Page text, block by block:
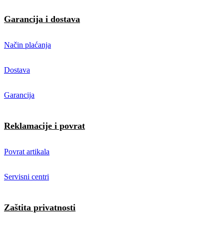
Garancija i dostava
Način plaćanja
Dostava
Garancija
Reklamacije i povrat
Povrat artikala
Servisni centri
Zaštita privatnosti